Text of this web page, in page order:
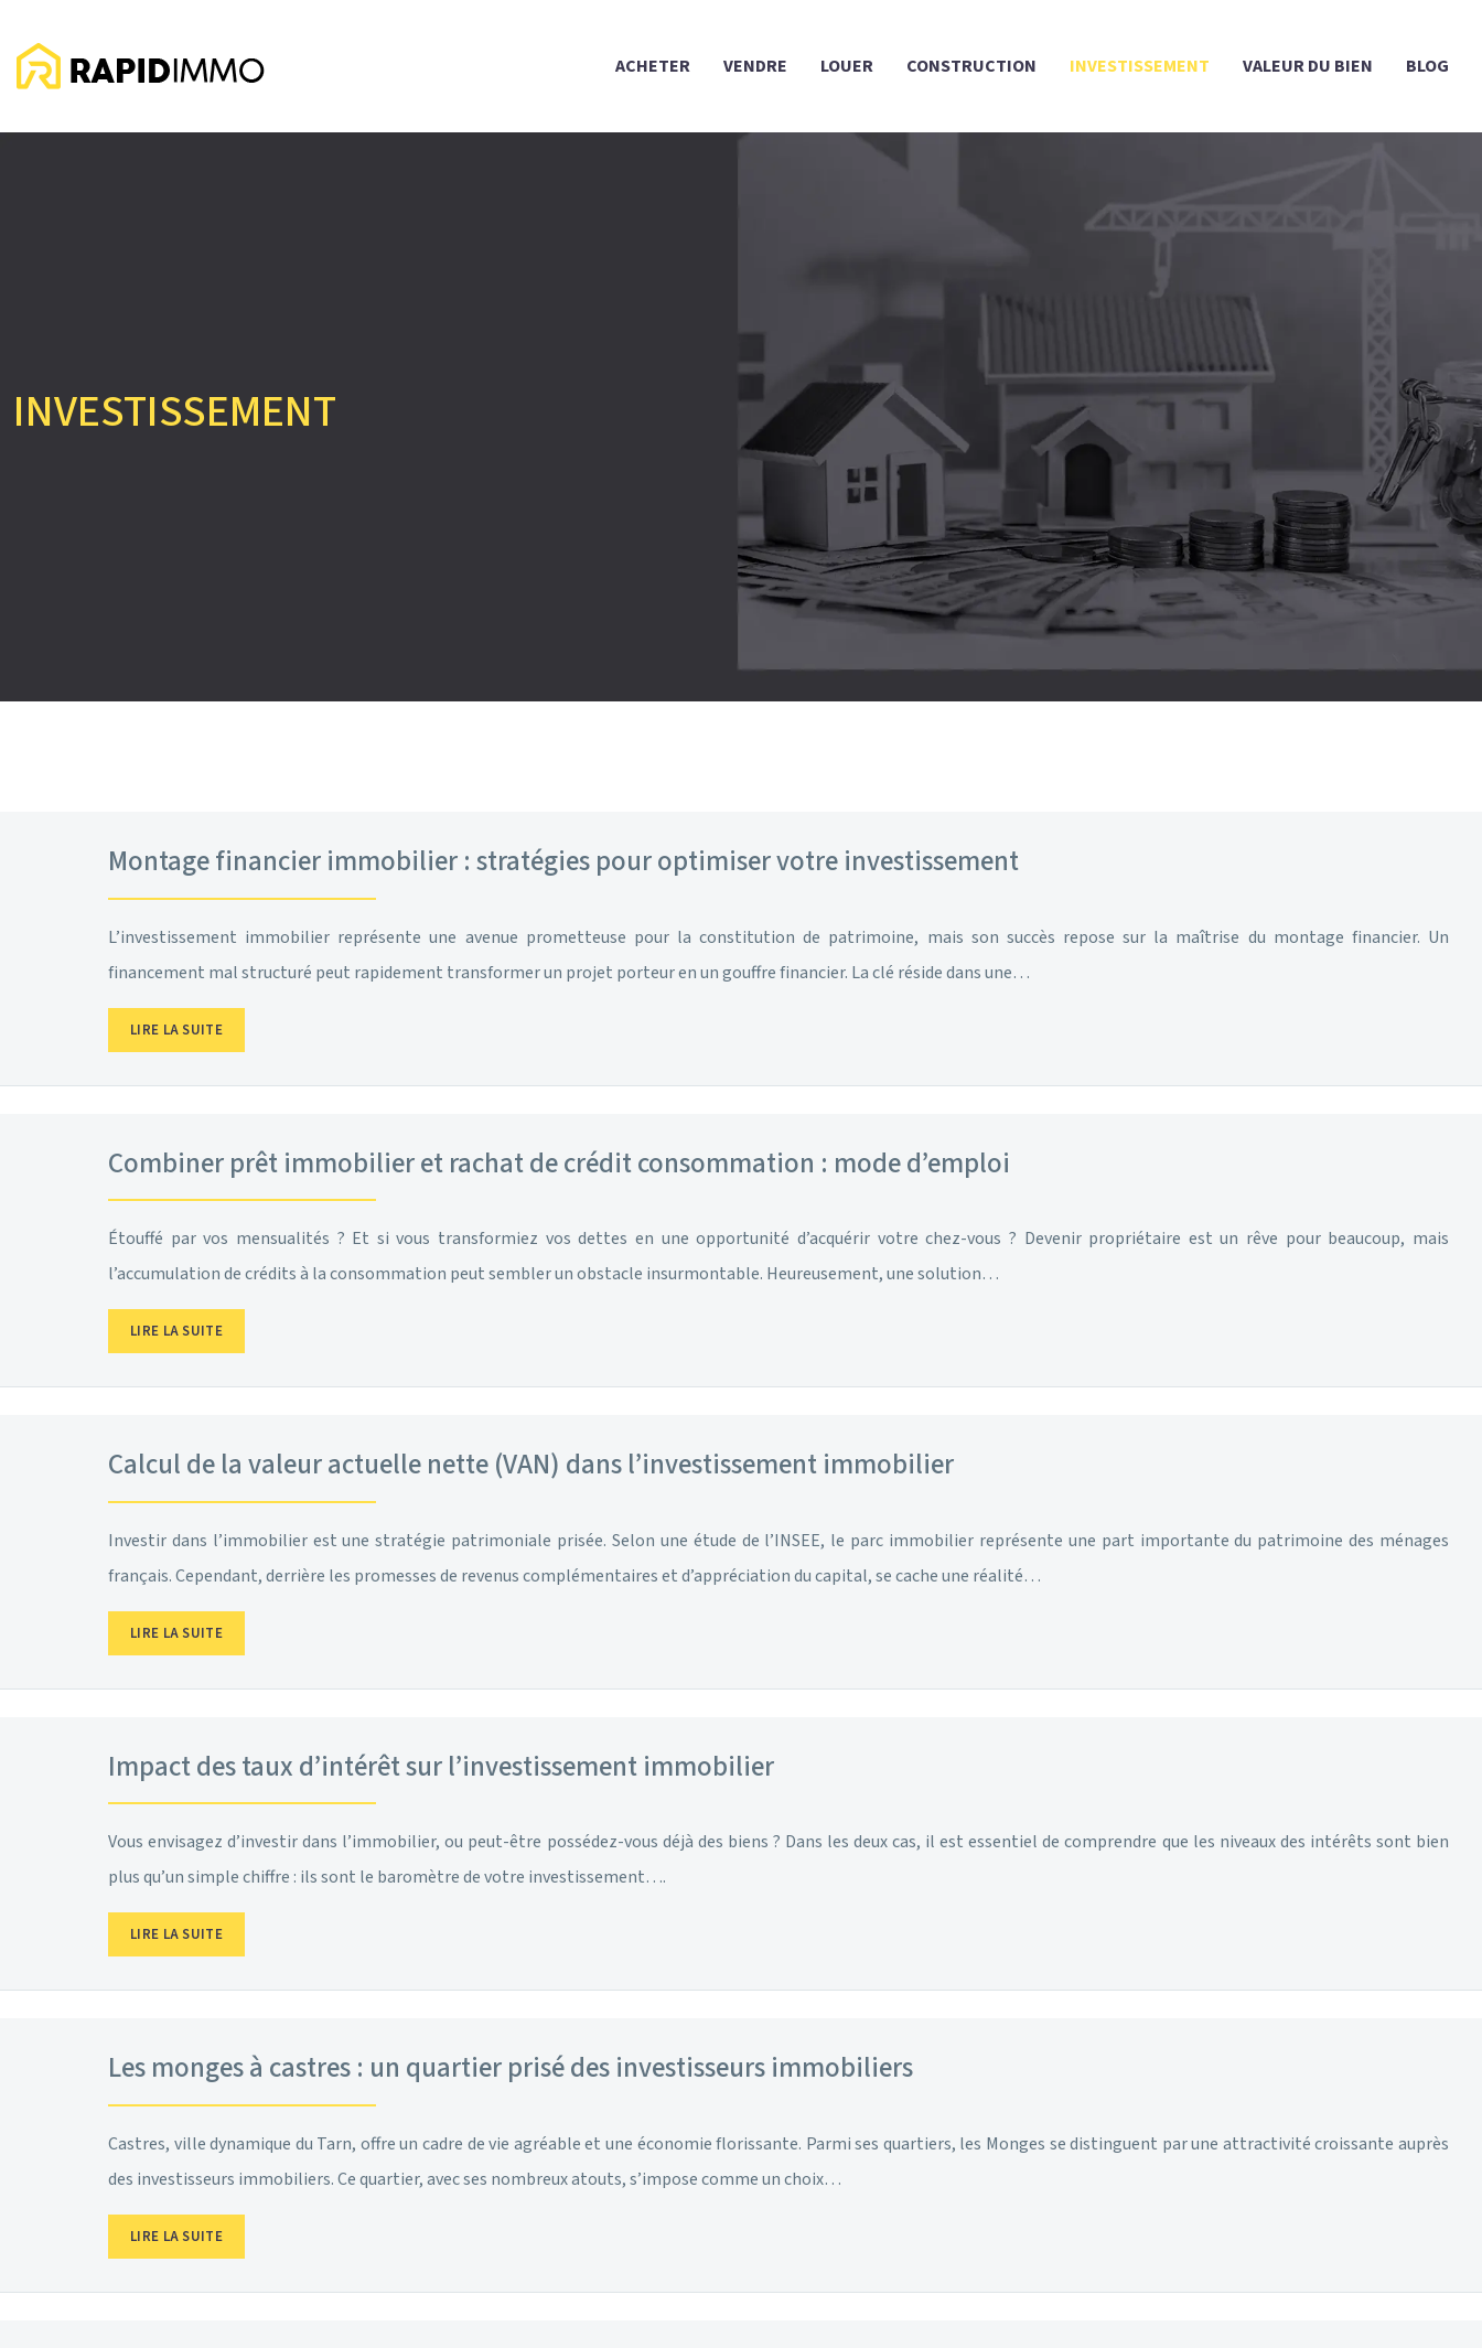
ACHETER VENDRE LOUER CONSTRUCTION INVESTISSEMENT VALEUR DU BIEN BLOG
INVESTISSEMENT
Montage financier immobilier : stratégies pour optimiser votre investissement
L’investissement immobilier représente une avenue prometteuse pour la constitution de patrimoine, mais son succès repose sur la maîtrise du montage financier. Un
financement mal structuré peut rapidement transformer un projet porteur en un gouffre financier. La clé réside dans une…
LIRE LA SUITE
Combiner prêt immobilier et rachat de crédit consommation : mode d’emploi
Étouffé par vos mensualités ? Et si vous transformiez vos dettes en une opportunité d’acquérir votre chez-vous ? Devenir propriétaire est un rêve pour beaucoup, mais
l’accumulation de crédits à la consommation peut sembler un obstacle insurmontable. Heureusement, une solution…
LIRE LA SUITE
Calcul de la valeur actuelle nette (VAN) dans l’investissement immobilier
Investir dans l’immobilier est une stratégie patrimoniale prisée. Selon une étude de l’INSEE, le parc immobilier représente une part importante du patrimoine des ménages
français. Cependant, derrière les promesses de revenus complémentaires et d’appréciation du capital, se cache une réalité…
LIRE LA SUITE
Impact des taux d’intérêt sur l’investissement immobilier
Vous envisagez d’investir dans l’immobilier, ou peut-être possédez-vous déjà des biens ? Dans les deux cas, il est essentiel de comprendre que les niveaux des intérêts sont bien
plus qu’un simple chiffre : ils sont le baromètre de votre investissement….
LIRE LA SUITE
Les monges à castres : un quartier prisé des investisseurs immobiliers
Castres, ville dynamique du Tarn, offre un cadre de vie agréable et une économie florissante. Parmi ses quartiers, les Monges se distinguent par une attractivité croissante auprès
des investisseurs immobiliers. Ce quartier, avec ses nombreux atouts, s’impose comme un choix…
LIRE LA SUITE